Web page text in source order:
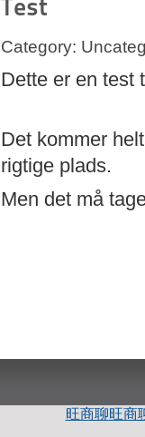
Test
Category:
Dette er en test
Det kommer
rigtige plads.
Men det må
旺商聊旺商